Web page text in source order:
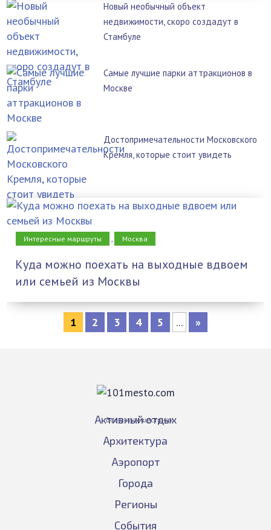
Новый необычный объект
недвижимости, скоро создадут в
Стамбуле
Самые лучшие парки аттракционов в
Москве
Достопримечательности Московского
Кремля, которые стоит увидеть
Интересные маршруты , Москва
Куда можно поехать на выходные вдвоем
или семьей из Москвы
1 2 3 4 5 ... »
Всё о путешествиях
Активный отдых
Архитектура
Аэропорт
Города
Регионы
События